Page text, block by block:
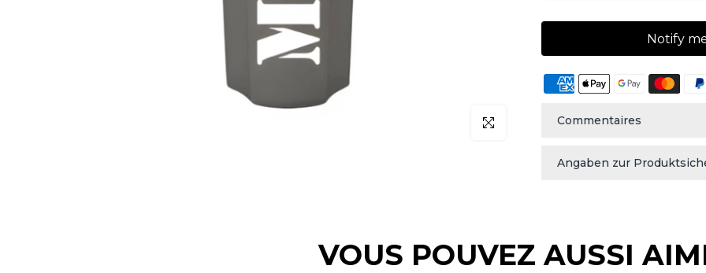
klicken um zu vergrößern
Notify
Commentaires
Angaben zur
VOUS POUVEZ AUSSI